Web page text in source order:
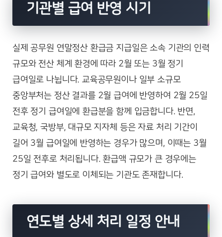
기관별 급여 반영 시기
실제 공무원 연말정산 환급금 지급일은 소속 기관의 인력
규모와 전산 체계 환경에 따라 2월 또는 3월 정기
급여일로 나뉩니다. 교육공무원이나 일부 소규모
중앙부처는 정산 결과를 2월 급여에 반영하여 2월 25일
전후 정기 급여일에 환급분을 함께 입금합니다. 반면,
교육청, 국방부, 대규모 지자체 등은 자료 처리 기간이
길어 3월 급여일에 반영하는 경우가 많으며, 이때는 3월
25일 전후로 처리됩니다. 환급액 규모가 큰 경우에는
정기 급여와 별도로 이체되는 기관도 존재합니다.
연도별 상세 처리 일정 안내